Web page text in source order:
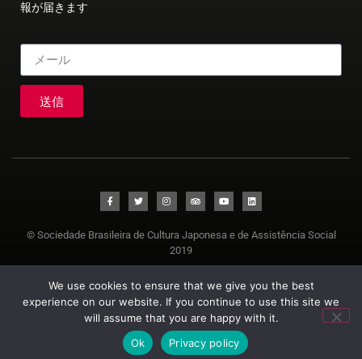
報が届きます
送信
© Sociedade Brasileira de Cultura Japonesa e de Assistência Social
2019
We use cookies to ensure that we give you the best
experience on our website. If you continue to use this site we
will assume that you are happy with it.
Ok
Privacy policy